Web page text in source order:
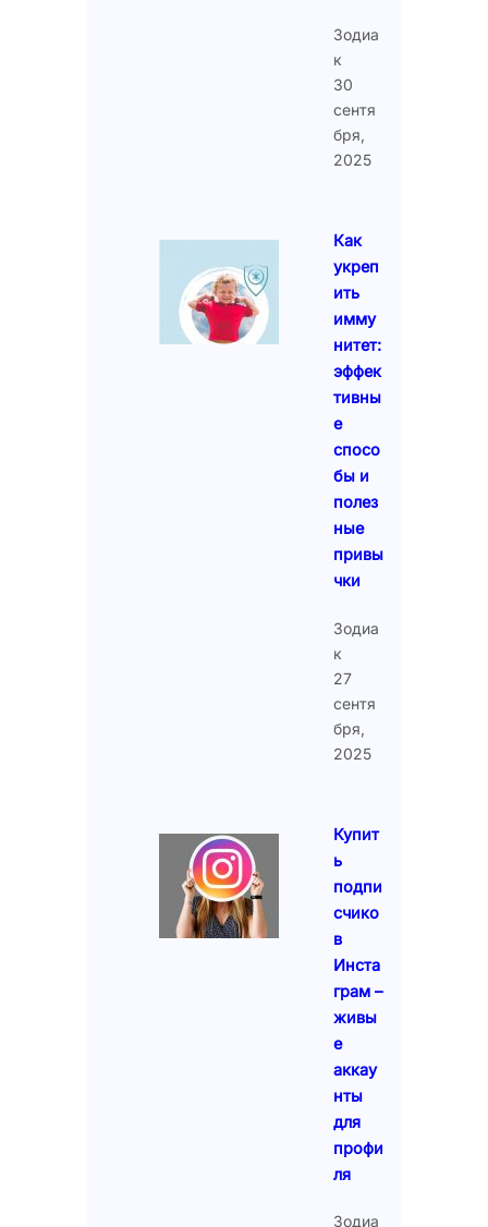
Зодиа
к
30
сентя
бря,
2025
Как
укреп
ить
имму
нитет:
эффек
тивны
е
спосо
бы и
полез
ные
привы
чки
Зодиа
к
27
сентя
бря,
2025
Купит
ь
подпи
счико
в
Инста
грам –
живы
е
аккау
нты
для
профи
ля
Зодиа